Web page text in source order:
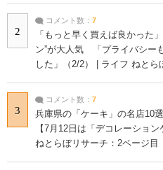
2
コメント数： 7
「もっと早く買えば良かった
ン”が大人気 「プライバシー
した」（2/2） | ライフ ねとら
3
コメント数： 7
兵庫県の「ケーキ」の名店10
【7月12日は「デコレーショ
ねとらぼリサーチ：2ページ目